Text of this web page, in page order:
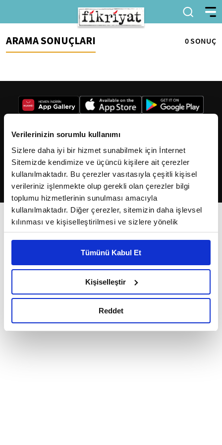
Verilerinizin sorumlu kullanımı
Sizlere daha iyi bir hizmet sunabilmek için İnternet
Sitemizde kendimize ve üçüncü kişilere ait çerezler
kullanılmaktadır. Bu çerezler vasıtasıyla çeşitli kişisel
verileriniz işlenmekte olup gerekli olan çerezler bilgi
toplumu hizmetlerinin sunulması amacıyla
kullanılmaktadır. Diğer çerezler, sitemizin daha işlevsel
kılınması ve kişiselleştirilmesi ve sizlere yönelik
reklam/pazarlama faaliyetlerinin yapılması, amaçlarıyla
Çerezlere ilişkin tercihlerinizi çerez paneli vasıtasıyla
belirleyebilirsiniz. Çerezlere ilişkin detaylı bilgi için
Ayarlar butonuna tıklayabilir,Çerez Bilgilendirme
Metnimizi ziyaret edebilirsiniz.
okumak ve sitemizi ziyaretiniz kapsamında
Tümünü Kabul Et
Kişiselleştir
Reddet
ARAMA SONUÇLARI 0 SONUÇ
2026Fikriyat. Tüm hakları saklıdır.